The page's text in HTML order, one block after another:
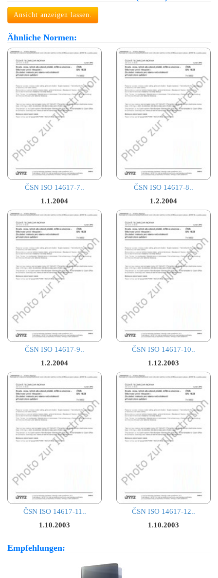
Ansicht anzeigen lassen.
Ähnliche Normen:
ČSN ISO 14617-7..
1.1.2004
ČSN ISO 14617-8..
1.2.2004
ČSN ISO 14617-9..
1.2.2004
ČSN ISO 14617-10..
1.12.2003
ČSN ISO 14617-11..
1.10.2003
ČSN ISO 14617-12..
1.10.2003
Empfehlungen: